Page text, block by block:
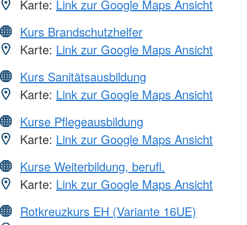
Karte: Link zur Google Maps Ansicht
Kurs Brandschutzhelfer
Karte: Link zur Google Maps Ansicht
Kurs Sanitätsausbildung
Karte: Link zur Google Maps Ansicht
Kurse Pflegeausbildung
Karte: Link zur Google Maps Ansicht
Kurse Weiterbildung, berufl.
Karte: Link zur Google Maps Ansicht
Rotkreuzkurs EH (Variante 16UE)